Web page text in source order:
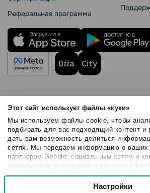
Этот сайт использует файлы «куки»
Мы используем файлы cookie, чтобы
подбирать для вас подходящий контент и
дать вам возможность делиться
сетях. Мы передаем информацию о ваших
партнерам Google: социальным сетям и
занимающимся рекламой и веб-
могут комбинировать эти сведения с
информацией, а также данными, которые
Выбор
Настройки
Реферальная программа
Правила использования
Безопасность SendPulse
Политика конфиденциальности
Политика Cookies
© 2015 - 2026. ООО «СендПульс». Все